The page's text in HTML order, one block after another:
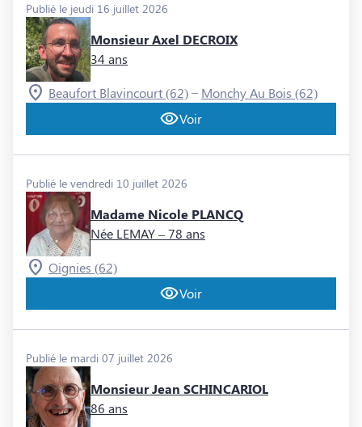
Publié le jeudi 16 juillet 2026
Monsieur Axel DECROIX
34 ans
Beaufort Blavincourt (62)– Monchy Au Bois (62)
Voir
Publié le vendredi 10 juillet 2026
Madame Nicole PLANCQ
Née LEMAY– 78 ans
Oignies (62)
Voir
Publié le mardi 07 juillet 2026
Monsieur Jean SCHINCARIOL
86 ans